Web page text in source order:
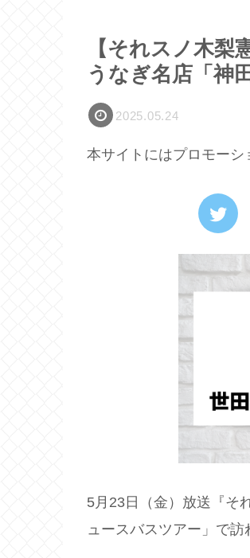
【それスノ木
うなぎ名店「神
2025.05.24
本サイトにはプロモーシ
5月23日（金）放送『そ
ュースバスツアー」で訪